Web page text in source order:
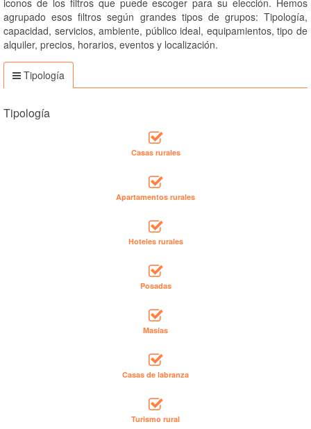
agrupado esos filtros según grandes tipos de grupos: Tipología,
capacidad, servicios, ambiente, público ideal, equipamientos, tipo de
alquiler, precios, horarios, eventos y localización.
Tipología
Tipología
Casas rurales
Apartamentos rurales
Hoteles rurales
Posadas
Masías
Casas de labranza
Turismo rural